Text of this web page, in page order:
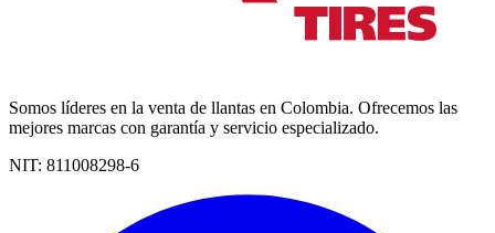
Somos líderes en la venta de llantas en Colombia. Ofrecemos las
mejores marcas con garantía y servicio especializado.
NIT: 811008298-6